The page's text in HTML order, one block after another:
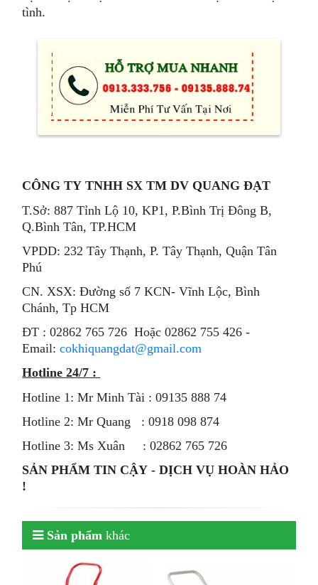
tình.
CÔNG TY TNHH SX TM DV QUANG ĐẠT
T.Sở: 887 Tỉnh Lộ 10, KP1, P.Bình Trị Đông B,
Q.Bình Tân, TP.HCM
VPDD: 232 Tây Thạnh, P. Tây Thạnh, Quận Tân
Phú
CN. XSX: Đường số 7 KCN- Vĩnh Lộc, Bình
Chánh, Tp HCM
ÐT : 02862 765 726 Hoặc 02862 755 426 -
Email:cokhiquangdat@gmail.com
Hotline 24/7 :
Hotline 1: Mr Minh Tài : 09135 888 74
Hotline 2: Mr Quang : 0918 098 874
Hotline 3: Ms Xuân : 02862 765 726
SẢN PHẨM TIN CẬY - DỊCH VỤ HOÀN HẢO
!
Sản phẩm khác